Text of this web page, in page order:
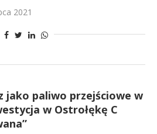
2021
jako paliwo przejściowe w
w Ostrołękę C